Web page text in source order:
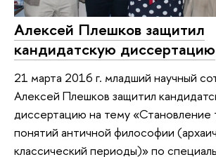
Алексей Плешков защитил
кандидатскую диссертацию
21 марта 2016 г. младший научный
Алексей Плешков защитил
диссертацию на тему «Становление
понятий античной философии
классический периоды)» по